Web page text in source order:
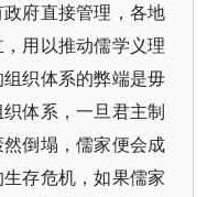
府直接管理，各地
用以推动儒学义理
织体系的弊端是毋
体系，一旦君主制
倒塌，儒家便会成
存危机，如果儒家